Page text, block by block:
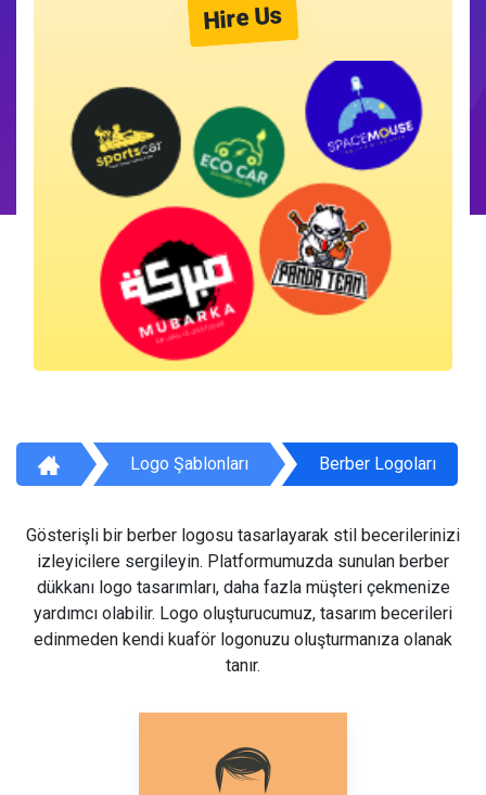
Hire Us
Logo Şablonları Berber Logoları
Gösterişli bir berber logosu tasarlayarak stil becerilerinizi
izleyicilere sergileyin. Platformumuzda sunulan berber
dükkanı logo tasarımları, daha fazla müşteri çekmenize
yardımcı olabilir. Logo oluşturucumuz, tasarım becerileri
edinmeden kendi kuaför logonuzu oluşturmanıza olanak
tanır.